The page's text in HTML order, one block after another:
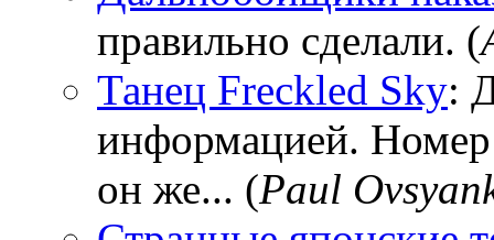
правильно сделали. (
Танец Freckled Sky:
информацией.
он же... (Paul